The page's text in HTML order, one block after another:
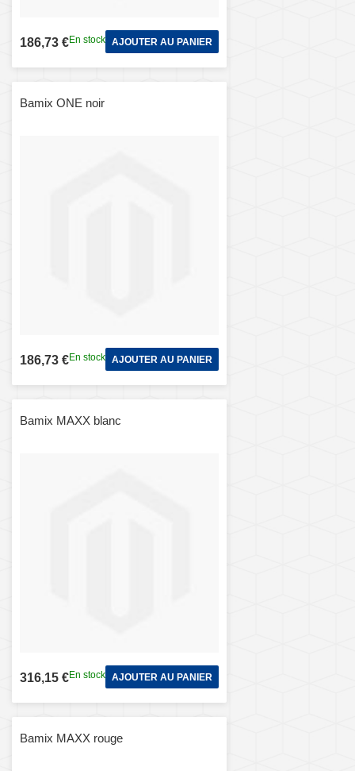
186,73 €En stock AJOUTER AU PANIER
Bamix ONE noir
186,73 €En stock AJOUTER AU PANIER
Bamix MAXX blanc
316,15 €En stock AJOUTER AU PANIER
Bamix MAXX rouge